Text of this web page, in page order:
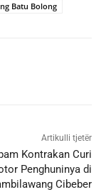
Batu Bolong
Artikulli tjetër
Kontrakan Curi
Penghuninya di
Cibeber